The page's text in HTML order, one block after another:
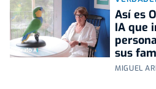
Así es
IA que
sus
MIGUEL